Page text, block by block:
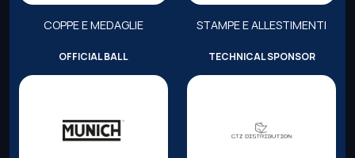
COPPE E MEDAGLIE STAMPE E ALLESTIMENTI
OFFICIAL BALL TECHNICAL SPONSOR